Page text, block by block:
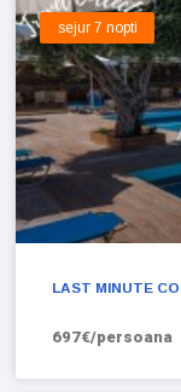
sejur 7 nopti
LAST MINUTE
697€/persoana